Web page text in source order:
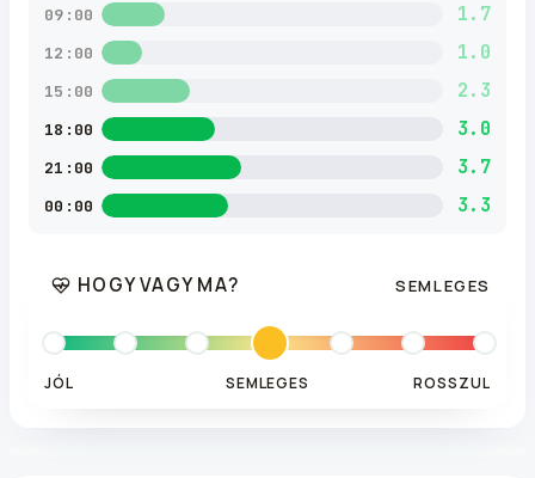
09:00 1.7
12:00 1.0
15:00 2.3
18:00 3.0
21:00 3.7
00:00 3.3
HOGY VAGY MA? SEMLEGES
JÓL SEMLEGES ROSSZUL